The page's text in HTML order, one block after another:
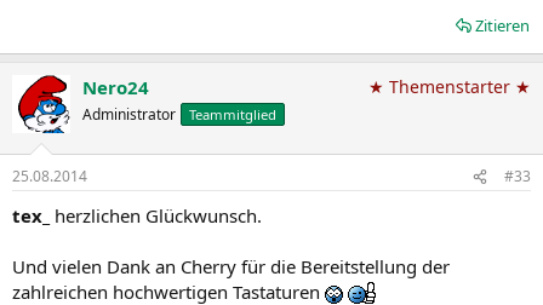
Zitieren
Nero24
Administrator Teammitglied
★ Themenstarter ★
25.08.2014 #33
tex_ herzlichen Glückwunsch.
Und vielen Dank an Cherry für die Bereitstellung der
zahlreichen hochwertigen Tastaturen